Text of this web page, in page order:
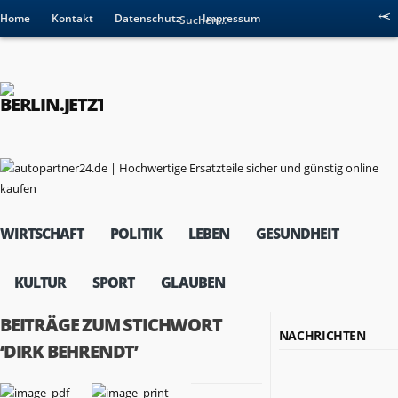
Home Kontakt Datenschutz Impressum
WIRTSCHAFT POLITIK LEBEN GESUNDHEIT
KULTUR SPORT GLAUBEN
BEITRÄGE ZUM STICHWORT
‘DIRK BEHRENDT’
NACHRICHTEN